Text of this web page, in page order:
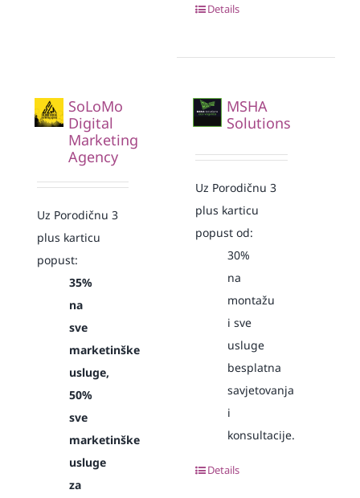
Details
SoLoMo
Digital
Marketing
Agency
Uz Porodičnu 3
plus karticu
popust:
35%
na
sve
marketinške
usluge,
50%
sve
marketinške
usluge
za
MSHA
Solutions
Uz Porodičnu 3
plus karticu
popust od:
30%
na
montažu
i sve
usluge
besplatna
savjetovanja
i
konsultacije.
Details